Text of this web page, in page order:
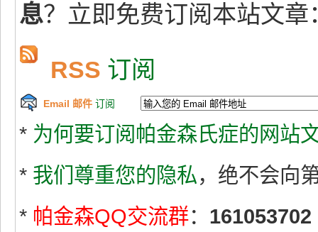
息？立即免费订阅本站文章
RSS 订阅
Email 邮件 订阅
* 为何要订阅帕金森氏症的网站
* 我们尊重您的隐私，绝不会向
* 帕金森QQ交流群： 161053702